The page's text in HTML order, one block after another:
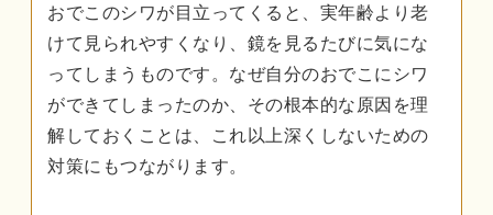
おでこのシワが目立ってくると、実年齢より老
けて見られやすくなり、鏡を見るたびに気にな
ってしまうものです。なぜ自分のおでこにシワ
ができてしまったのか、その根本的な原因を理
解しておくことは、これ以上深くしないための
対策にもつながります。